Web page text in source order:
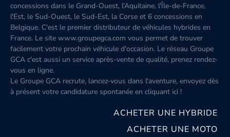
concessions dans le Grand-Ouest, l’Aquitaine, l'Île-de-France,
l'Est, le Sud-Ouest, le Sud-Est, la Corse et 6 concessions en
Belgique. C'est le premier distributeur de véhicules hybrides en
France. Le site www.groupegca.com vous permet de trouver
facilement votre prochain véhicule d'occasion. Le réseau Groupe
GCA c'est aussi un service après-vente de qualité, prenez rendez-
vous en ligne.
Le Groupe GCA recrute, lancez-vous dans l'aventure, envoyez dès
à présent votre candidature spontanée en cliquant ici !
ACHETER UNE HYBRIDE
ACHETER UNE MOTO